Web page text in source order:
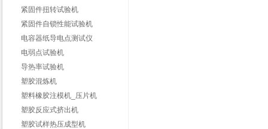
紧固件扭转试验机
紧固件自锁性能试验机
电容器纸导电点测试仪
电弱点试验机
导热率试验机
塑胶混炼机
塑料橡胶注模机_压片机
塑胶反应式挤出机
塑胶试样热压成型机